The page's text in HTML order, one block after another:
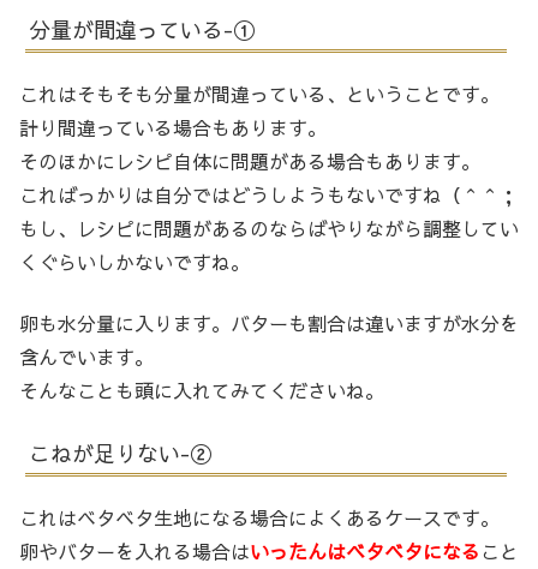
分量が間違っている-①
これはそもそも分量が間違っている、ということです。
計り間違っている場合もあります。
そのほかにレシピ自体に問題がある場合もあります。
こればっかりは自分ではどうしようもないですね（＾＾；
もし、レシピに問題があるのならばやりながら調整してい
くぐらいしかないですね。
卵も水分量に入ります。バターも割合は違いますが水分を
含んでいます。
そんなことも頭に入れてみてくださいね。
こねが足りない-②
これはベタベタ生地になる場合によくあるケースです。
卵やバターを入れる場合はいったんはベタベタになること